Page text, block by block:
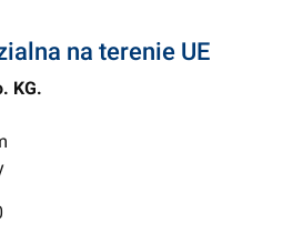
na terenie UE
KG.